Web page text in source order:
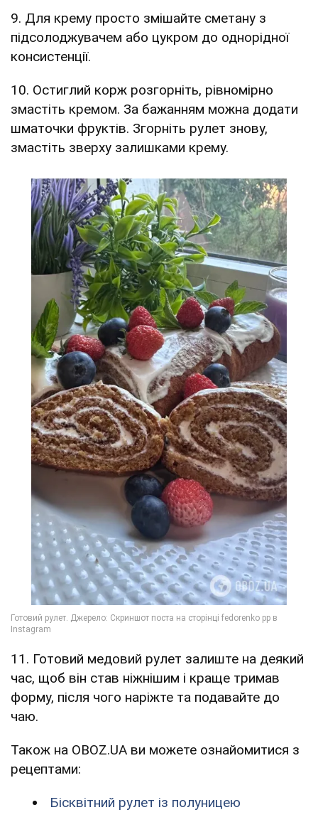
9. Для крему просто змішайте сметану з
підсолоджувачем або цукром до однорідної
консистенції.
10. Остиглий корж розгорніть, рівномірно
змастіть кремом. За бажанням можна додати
шматочки фруктів. Згорніть рулет знову,
змастіть зверху залишками крему.
11. Готовий медовий рулет залиште на деякий
час, щоб він став ніжнішим і краще тримав
форму, після чого наріжте та подавайте до
чаю.
Також на OBOZ.UA ви можете ознайомитися з
рецептами:
Бісквітний рулет із полуницею